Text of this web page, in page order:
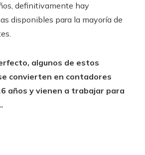
definitivamente hay
disponibles para la mayoría de
algunos de estos
convierten en contadores
años y vienen a trabajar para